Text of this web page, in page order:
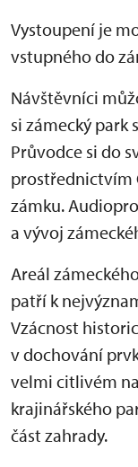
Vystoupení je
vstupného do
Návštěvníci
si zámecký
Průvodce si do
prostřednictvím
zámku.
a vývoj
Areál
patří k
Vzácnost
v dochování
velmi citlivém
krajinářského
část zahrady.